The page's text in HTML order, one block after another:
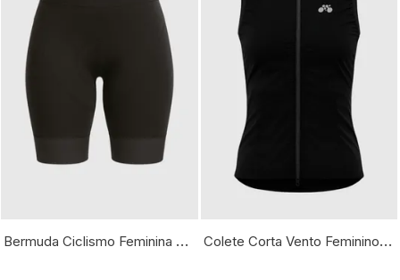
Bermuda Ciclismo Feminina Exclusiv Colete Corta Vento Feminino Exclusiv